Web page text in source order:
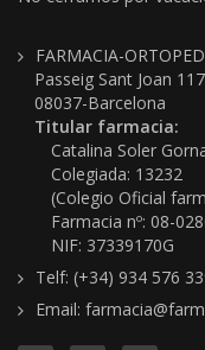
FARMACIA-
Passeig Sant Joan 117
08037-Barcelona
Titular farmacia:
Catalina Soler
Colegiada: 13232
(Colegio Oficial
Farmacia nº: 08-
NIF: 37339170G
Telf: (+34) 934 576
Email: